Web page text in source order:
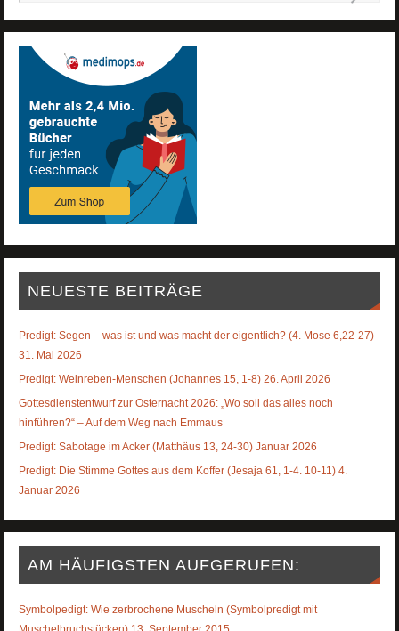
NEUESTE BEITRÄGE
Predigt: Segen – was ist und was macht der eigentlich? (4. Mose 6,22-27)
31. Mai 2026
Predigt: Weinreben-Menschen (Johannes 15, 1-8) 26. April 2026
Gottesdienstentwurf zur Osternacht 2026: „Wo soll das alles noch
hinführen?“ – Auf dem Weg nach Emmaus
Predigt: Sabotage im Acker (Matthäus 13, 24-30) Januar 2026
Predigt: Die Stimme Gottes aus dem Koffer (Jesaja 61, 1-4. 10-11) 4.
Januar 2026
AM HÄUFIGSTEN AUFGERUFEN:
Symbolpedigt: Wie zerbrochene Muscheln (Symbolpredigt mit